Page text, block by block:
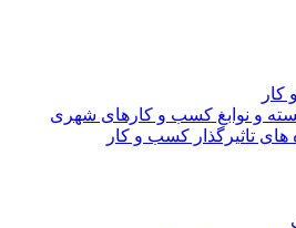
کسب و کار ایران – کتاب نخبگان ایران
و نوابغ کسب و کارهای شهری
تاثیرگذار کسب و کار